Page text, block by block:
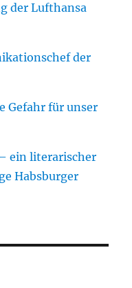
der Lufthansa
der
Gefahr für unser
ein literarischer
Habsburger